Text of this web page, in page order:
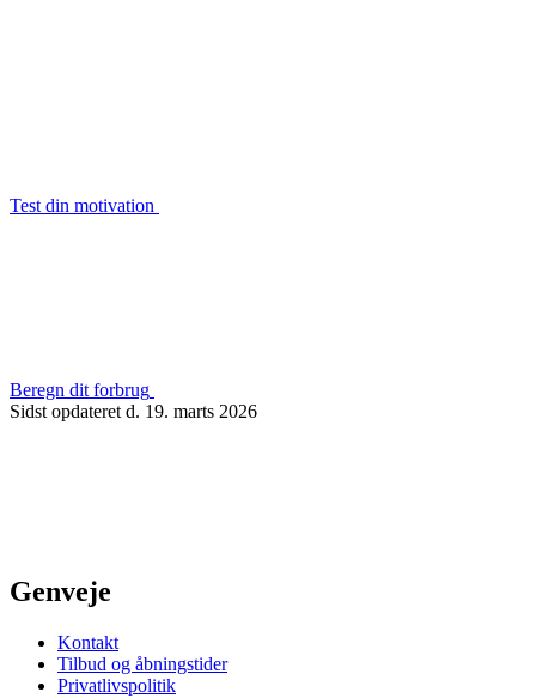
Test din motivation
Beregn dit forbrug
Sidst opdateret d. 19. marts 2026
Genveje
Kontakt
Tilbud og åbningstider
Privatlivspolitik